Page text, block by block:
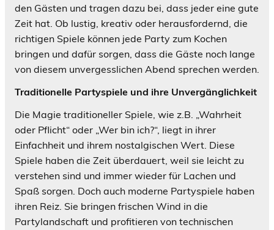
den Gästen und tragen dazu bei, dass jeder eine gute
Zeit hat. Ob lustig, kreativ oder herausfordernd, die
richtigen Spiele können jede Party zum Kochen
bringen und dafür sorgen, dass die Gäste noch lange
von diesem unvergesslichen Abend sprechen werden.
Traditionelle Partyspiele und ihre Unvergänglichkeit
Die Magie traditioneller Spiele, wie z.B. „Wahrheit
oder Pflicht“ oder „Wer bin ich?“, liegt in ihrer
Einfachheit und ihrem nostalgischen Wert. Diese
Spiele haben die Zeit überdauert, weil sie leicht zu
verstehen sind und immer wieder für Lachen und
Spaß sorgen. Doch auch moderne Partyspiele haben
ihren Reiz. Sie bringen frischen Wind in die
Partylandschaft und profitieren von technischen